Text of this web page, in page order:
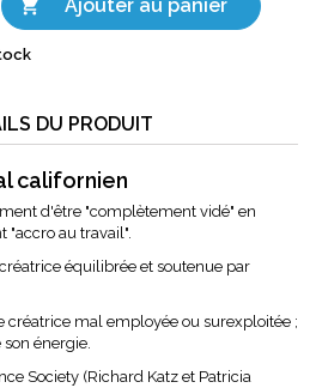
 Ajouter au panier
DU PRODUIT
californien
d'être "complètement vidé" en
"accro au travail".
équilibrée et soutenue par
créatrice mal employée ou surexploitée ;
énergie.
Society (Richard Katz et Patricia